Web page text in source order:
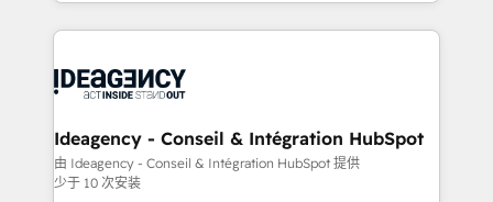
emailing) Informations clés : - 10 ans d'expérience -
experts conseil - 150 certifications HubSpot
International Sports Sciences Association, SXSW,
Randstad, Uber Freight, and HubSpot itself. We have
partner and expertise across operational strategy,
business-first process building, system integration,
custom development, and extensibility. When you
Ideagency - Conseil & Intégration HubSpot
由 Ideagency - Conseil & Intégration HubSpot 提供
少于 10 次安装